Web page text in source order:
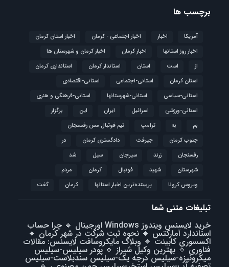
برچسب ها
آمریکا اخبار اخبار اجتماعی - کرمان
اخبار استان کرمان
اخبار روز استانها
اخبار کرمان
اخبار کرمان و شهرستان ها
از
است استان استاندار کرمان
استانداری کرمان
استان کرمان
استانی-اجتماعی
استانی-اقتصادی
استانی-سیاسی
استانی-شهرستانها
استانی-فرهنگی و هنری
استانی-ورزشی
اسرائیل ایران این
برگزار
بم
به ترامپ
تیم فوتبال مس رفسنجان
جنوب کرمان
جیرفت دادگستری کرمان
در
رفسنجان
زرند سیرجان سیل
شد
شهرستان
شهید فوتبال كرمان
مردم
ویروس کرونا
پربیننده‌ترین اخبار استانها کرمان گفت
تبلیغات متنی شما
خرید لایسنس ویندوز Windows اورجینال
🔹 چرا حساب
استاندارد آمارکتس 🔹نحوه ثبت شرکت در شهر کرمان 🔹
اکسسوری کابینت 🔹 وبلاگ مایکروسافت لایسنس: مقالات
فناوری🔹 بهترین وکیل شیراز 🔹پودر سیلیس-سیلیس
میکرونیزه-سیلیس درجه یک-سیلیس سندبلاست-سیلیس